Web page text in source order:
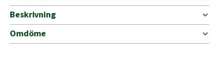
Pyramid
40
mängd
Beskrivning
Omdöme